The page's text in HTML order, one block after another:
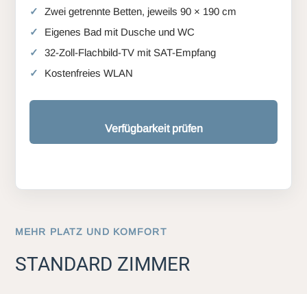
Zwei getrennte Betten, jeweils 90 × 190 cm
Eigenes Bad mit Dusche und WC
32-Zoll-Flachbild-TV mit SAT-Empfang
Kostenfreies WLAN
Verfügbarkeit prüfen
MEHR PLATZ UND KOMFORT
STANDARD ZIMMER